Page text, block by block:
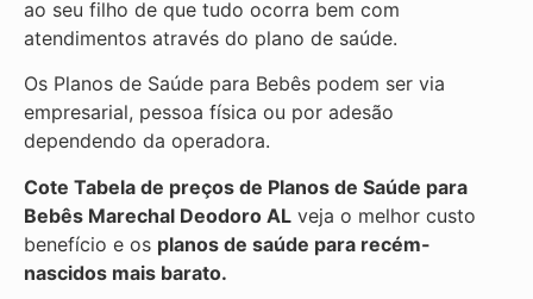
ao seu filho de que tudo ocorra bem com
atendimentos através do plano de saúde.
Os Planos de Saúde para Bebês podem ser via
empresarial, pessoa física ou por adesão
dependendo da operadora.
Cote Tabela de preços de Planos de Saúde para
Bebês Marechal Deodoro AL veja o melhor custo
benefício e os planos de saúde para recém-
nascidos mais barato.